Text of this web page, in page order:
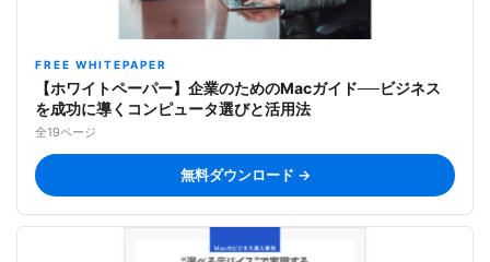
FREE WHITEPAPER
【ホワイトペーパー】企業のためのMacガイド──ビジネス
を成功に導くコンピュータ選びと活用法
全19ページ
無料ダウンロード →